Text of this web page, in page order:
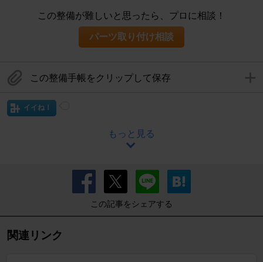
この整備が難しいと思ったら、プロに相談！
パーツ取り付け相談
この整備手帳をクリップして保存
イイね！
もっと見る
この記事をシェアする
関連リンク